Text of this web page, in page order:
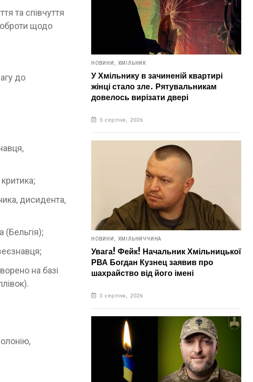
та співчуття
щодо
до
дисидента,
(Бельгія);
на базі
НОВИНИ, ХМІЛЬНИК
У Хмільнику в зачиненій квартирі
жінці стало зле. Рятувальникам
довелось вирізати двері
5 серпня, 2026
НОВИНИ, ХМІЛЬНИЧЧИНА
Увага! Фейк! Начальник Хмільницької
РВА Богдан Кузнец заявив про
шахрайство від його імені
3 серпня, 2026